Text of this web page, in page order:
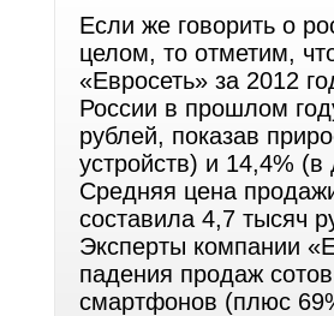
Если же говорить о
целом, то отметим,
«Евросеть» за 2012
России в прошлом
рублей, показав
устройств) и 14,4%
Средняя цена
составила 4,7 тысяч
Эксперты компании
падения продаж
смартфонов (плюс